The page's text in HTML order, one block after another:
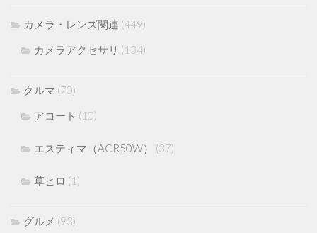
カメラ・レンズ関連 (449)
カメラアクセサリ (134)
クルマ (70)
アコード (10)
エスティマ（ACR50W） (37)
草ヒロ (1)
グルメ (93)